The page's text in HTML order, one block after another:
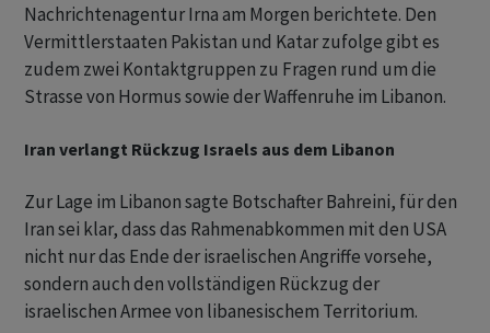
Nachrichtenagentur Irna am Morgen berichtete. Den
Vermittlerstaaten Pakistan und Katar zufolge gibt es
zudem zwei Kontaktgruppen zu Fragen rund um die
Strasse von Hormus sowie der Waffenruhe im Libanon.
Iran verlangt Rückzug Israels aus dem Libanon
Zur Lage im Libanon sagte Botschafter Bahreini, für den
Iran sei klar, dass das Rahmenabkommen mit den USA
nicht nur das Ende der israelischen Angriffe vorsehe,
sondern auch den vollständigen Rückzug der
israelischen Armee von libanesischem Territorium.